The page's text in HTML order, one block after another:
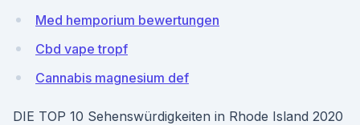
Med hemporium bewertungen
Cbd vape tropf
Cannabis magnesium def
DIE TOP 10 Sehenswürdigkeiten in Rhode Island 2020